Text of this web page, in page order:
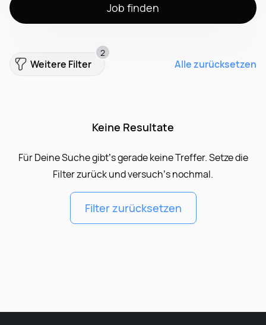
Job finden
Weitere Filter
2
Alle zurücksetzen
Keine Resultate
Für Deine Suche gibt’s gerade keine Treffer. Setze die
Filter zurück und versuch’s nochmal.
Filter zurücksetzen